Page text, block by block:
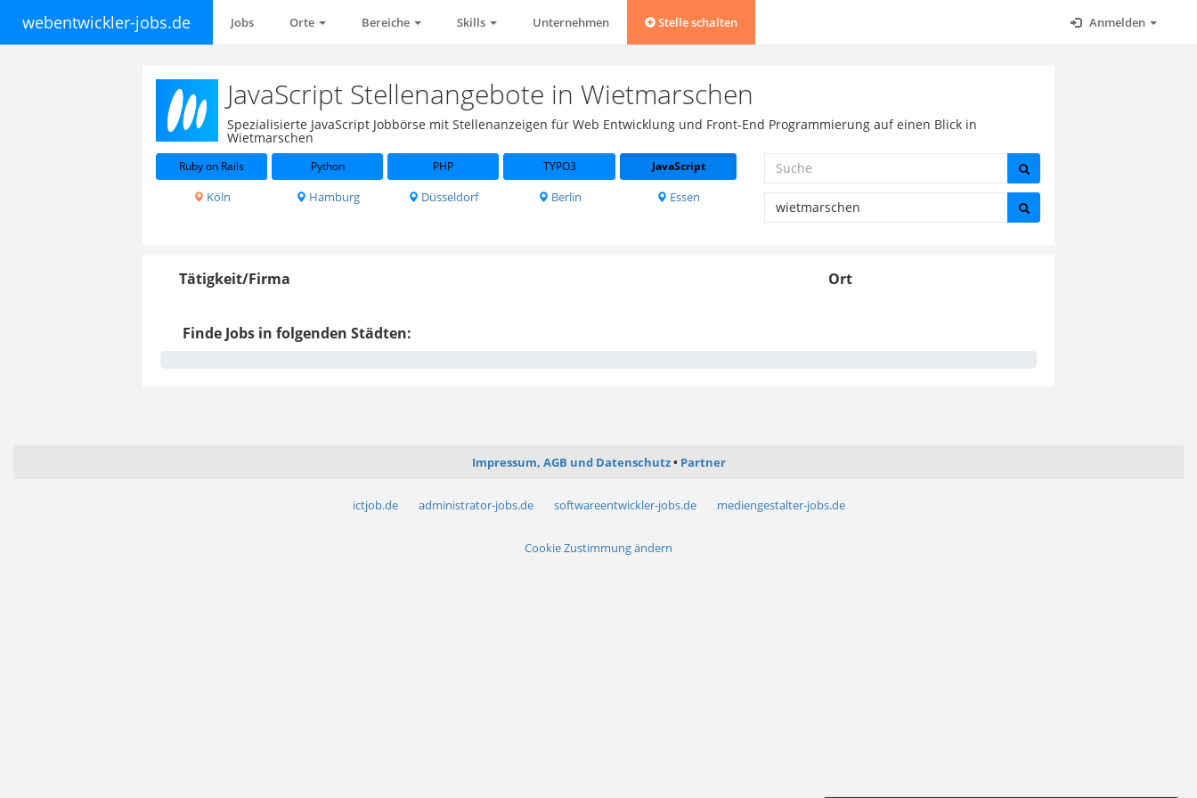
webentwickler-jobs.de Jobs Orte Bereiche Skills Unternehmen Stelle schalten Anmelden
JavaScript Stellenangebote in Wietmarschen
Spezialisierte JavaScript Jobbörse mit Stellenanzeigen für Web Entwicklung und Front-End Programmierung auf einen Blick in
Wietmarschen
Ruby on Rails Python PHP TYPO3 JavaScript
Köln Hamburg Düsseldorf Berlin Essen
Tätigkeit/Firma Ort
Finde Jobs in folgenden Städten:
Impressum, AGB und Datenschutz Partner
ictjob.de administrator-jobs.de softwareentwickler-jobs.de mediengestalter-jobs.de
Cookie Zustimmung ändern